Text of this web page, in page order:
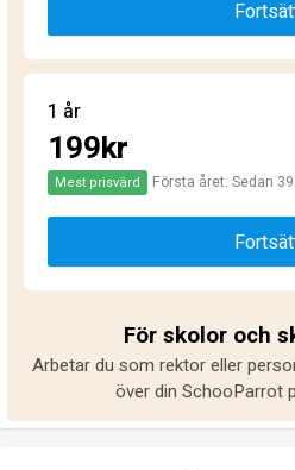
1 år
199kr
Mest prisvärd Första året. Sedan
För skolor och
Arbetar du som rektor eller
över din SchooParrot